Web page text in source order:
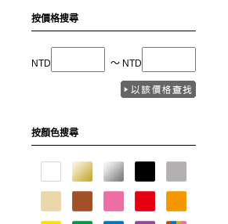
按價格搜尋
NTD 〜 NTD
按顏色搜尋